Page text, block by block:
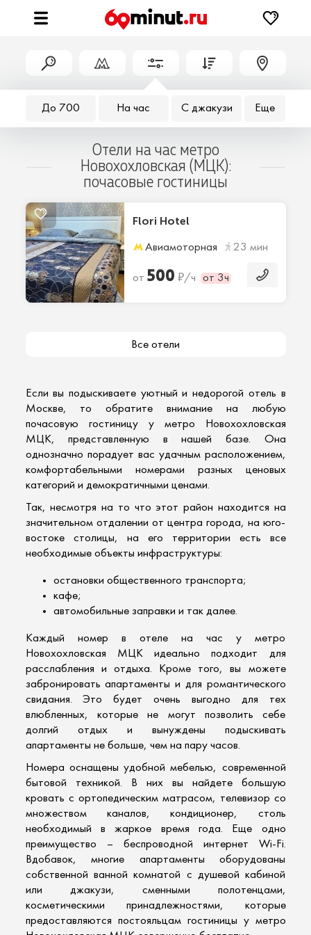
До 700 На час С джакузи Еще
Отели на час метро
Новохохловская (МЦК):
почасовые гостиницы
Flori Hotel
Авиамоторная 23 мин
от 500 ₽/ч от 3ч
Все отели
Если вы подыскиваете уютный инедорогой отель в
Москве, то обратите внимание на любую
почасовую гостиницуу метро Новохохловская
МЦК, представленную в нашей базе. Она
однозначно порадует вас удачным расположением,
комфортабельными номерами разных ценовых
категорий и демократичными ценами.
Так, несмотря на то что этот район находится на
значительном отдалении от центра города, на юго-
востоке столицы, на его территории есть все
необходимые объекты инфраструктуры:
остановки общественного транспорта;
кафе;
автомобильные заправки и так далее.
Каждый номер в отеле на час у метро
Новохохловская МЦК идеально подходит для
расслабления и отдыха. Кроме того, вы можете
забронировать апартаменты и для романтического
свидания. Это будет очень выгодно для тех
влюбленных, которые не могут позволить себе
долгий отдых и вынуждены подыскивать
апартаменты не больше, чем на пару часов.
Номера оснащены удобной мебелью, современной
бытовой техникой. В них вы найдете большую
кровать с ортопедическим матрасом, телевизор со
множеством каналов, кондиционер, столь
необходимый в жаркое время года. Еще одно
преимущество – беспроводной интернет Wi-Fi.
Вдобавок, многие апартаменты оборудованы
собственной ванной комнатой с душевой кабиной
или джакузи, сменными полотенцами,
косметическими принадлежностями, которые
предоставляются постояльцам гостиницы у метро